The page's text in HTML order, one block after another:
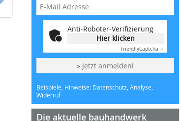
Anti-Roboter-Verifizierung
Hier klicken
FriendlyCaptcha ⇗
» Jetzt anmelden!
Beispiele, Hinweise: Datenschutz, Analyse,
Widerruf
Die aktuelle bauhandwerk